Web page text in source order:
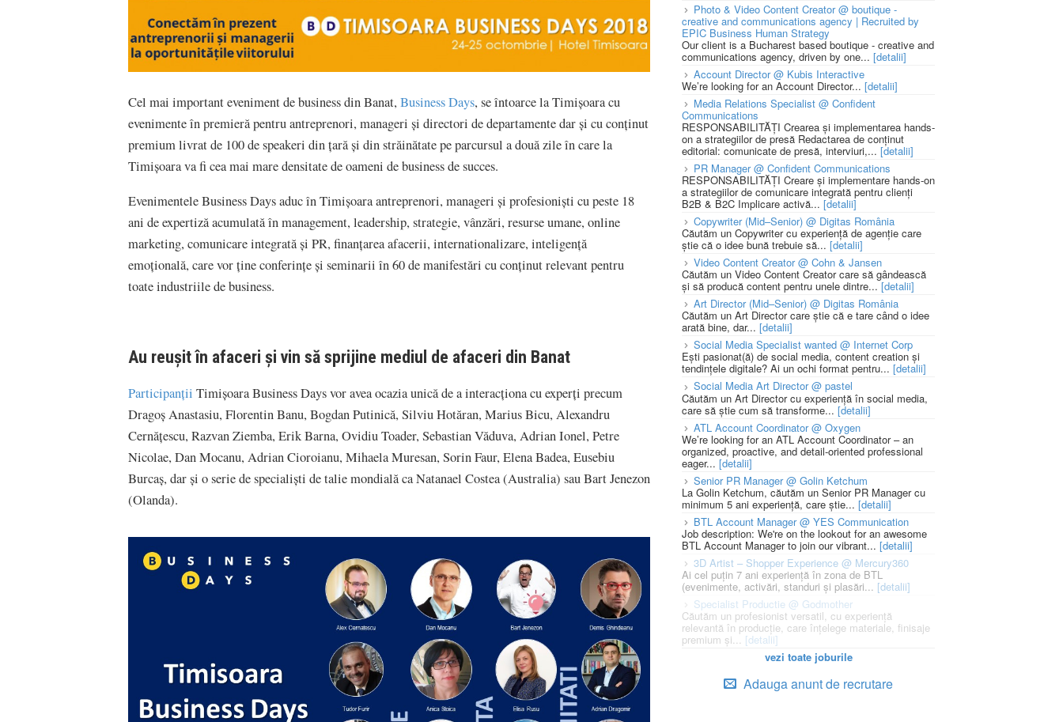
Cel mai important eveniment de business din Banat, Business Days, se întoarce la Timișoara cu
evenimente în premieră pentru antreprenori, manageri și directori de departamente dar și cu conținut
premium livrat de 100 de speakeri din țară și din străinătate pe parcursul a două zile în care la
Timișoara va fi cea mai mare densitate de oameni de business de succes.
Evenimentele Business Days aduc în Timișoara antreprenori, manageri și profesioniști cu peste 18
ani de expertiză acumulată în management, leadership, strategie, vânzări, resurse umane, online
marketing, comunicare integrată și PR, finanțarea afacerii, internationalizare, inteligență
emoțională, care vor ține conferințe și seminarii în 60 de manifestări cu conținut relevant pentru
toate industriile de business.
Au reușit în afaceri și vin să sprijine mediul de afaceri din Banat
Participanții Timișoara Business Days vor avea ocazia unică de a interacționa cu experți precum
Dragoș Anastasiu, Florentin Banu, Bogdan Putinică, Silviu Hotăran, Marius Bicu, Alexandru
Cernățescu, Razvan Ziemba, Erik Barna, Ovidiu Toader, Sebastian Văduva, Adrian Ionel, Petre
Nicolae, Dan Mocanu, Adrian Cioroianu, Mihaela Muresan, Sorin Faur, Elena Badea, Eusebiu
Burcaș, dar și o serie de specialiști de talie mondială ca Natanael Costea (Australia) sau Bart Jenezon
(Olanda).
Photo & Video Content Creator @ boutique -
creative and communications agency | Recruited by
EPIC Business Human Strategy
Our client is a Bucharest based boutique - creative and
communications agency, driven by one... [detalii]
Account Director @ Kubis Interactive
We’re looking for an Account Director... [detalii]
Media Relations Specialist @ Confident
Communications
RESPONSABILITĂȚI Crearea și implementarea hands-
on a strategiilor de presă Redactarea de conținut
editorial: comunicate de presă, interviuri,... [detalii]
PR Manager @ Confident Communications
RESPONSABILITĂȚI Creare și implementare hands-on
a strategiilor de comunicare integrată pentru clienți
B2B & B2C Implicare activă... [detalii]
Copywriter (Mid–Senior) @ Digitas România
Căutăm un Copywriter cu experiență de agenție care
știe că o idee bună trebuie să... [detalii]
Video Content Creator @ Cohn & Jansen
Căutăm un Video Content Creator care să gândească
și să producă content pentru unele dintre... [detalii]
Art Director (Mid–Senior) @ Digitas România
Căutăm un Art Director care știe că e tare când o idee
arată bine, dar... [detalii]
Social Media Specialist wanted @ Internet Corp
Ești pasionat(ă) de social media, content creation și
tendințele digitale? Ai un ochi format pentru... [detalii]
Social Media Art Director @ pastel
Căutăm un Art Director cu experiență în social media,
care să știe cum să transforme... [detalii]
ATL Account Coordinator @ Oxygen
We’re looking for an ATL Account Coordinator – an
organized, proactive, and detail-oriented professional
eager... [detalii]
Senior PR Manager @ Golin Ketchum
La Golin Ketchum, căutăm un Senior PR Manager cu
minimum 5 ani experiență, care știe... [detalii]
BTL Account Manager @ YES Communication
Job description: We're on the lookout for an awesome
BTL Account Manager to join our vibrant... [detalii]
3D Artist – Shopper Experience @ Mercury360
Ai cel puțin 7 ani experiență în zona de BTL
(evenimente, activări, standuri și plasări... [detalii]
Specialist Productie @ Godmother
Căutăm un profesionist versatil, cu experiență
relevantă în producție, care înțelege materiale, finisaje
premium și... [detalii]
vezi toate joburile
Adauga anunt de recrutare